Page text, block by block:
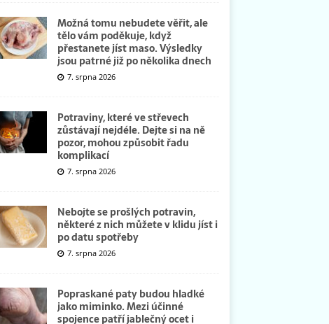
Možná tomu nebudete věřit, ale
tělo vám poděkuje, když
přestanete jíst maso. Výsledky
jsou patrné již po několika dnech
7. srpna 2026
Potraviny, které ve střevech
zůstávají nejdéle. Dejte si na ně
pozor, mohou způsobit řadu
komplikací
7. srpna 2026
Nebojte se prošlých potravin,
některé z nich můžete v klidu jíst i
po datu spotřeby
7. srpna 2026
Popraskané paty budou hladké
jako miminko. Mezi účinné
spojence patří jablečný ocet i